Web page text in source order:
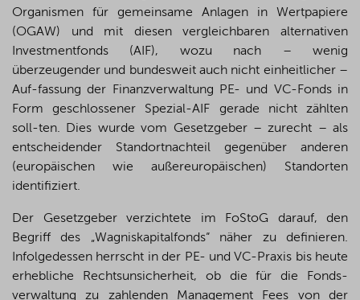
Organismen für gemeinsame Anlagen in Wertpapiere
(OGAW) und mit diesen vergleichbaren alternativen
Investmentfonds (AIF), wozu nach – wenig
überzeugender und bundesweit auch nicht einheitlicher –
Auf-fassung der Finanzverwaltung PE- und VC-Fonds in
Form geschlossener Spezial-AIF gerade nicht zählten
soll-ten. Dies wurde vom Gesetzgeber – zurecht – als
entscheidender Standortnachteil gegenüber anderen
(europäischen wie außereuropäischen) Standorten
identifiziert.
Der Gesetzgeber verzichtete im FoStoG darauf, den
Begriff des „Wagniskapitalfonds“ näher zu definieren.
Infolgedessen herrscht in der PE- und VC-Praxis bis heute
erhebliche Rechtsunsicherheit, ob die für die Fonds-
verwaltung zu zahlenden Management Fees von der